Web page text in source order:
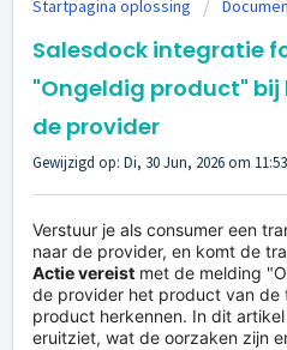
Startpagina oplossing
Salesdock integratie
"Ongeldig product"
de provider
Gewijzigd op: Di, 30 Jun, 2026 om
Verstuur je als consumer een
naar de provider, en komt de
Actie vereist met de melding
de provider het product van de
product herkennen. In dit
eruitziet, wat de oorzaken zijn